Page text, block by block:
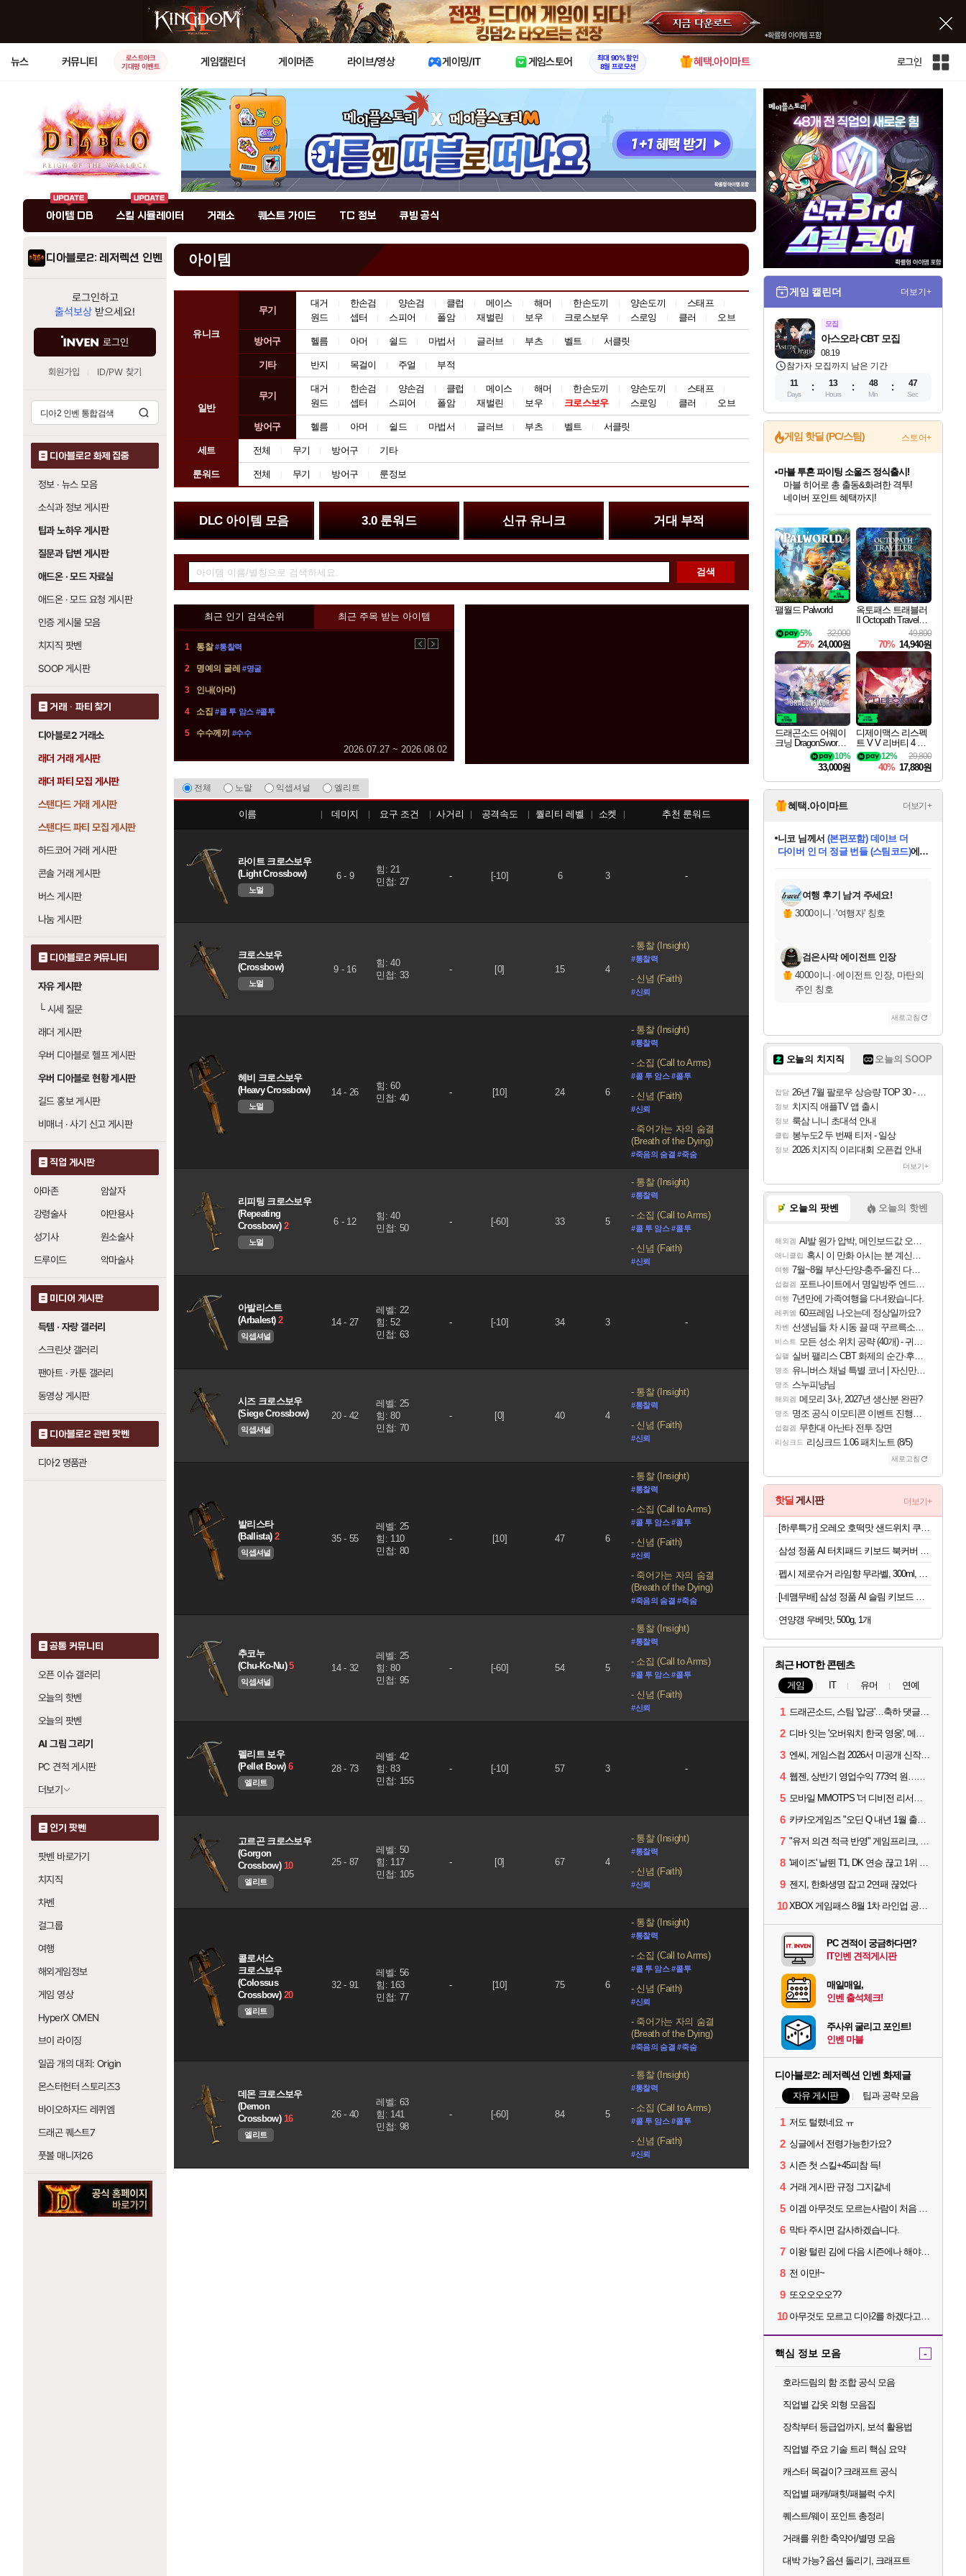
X
뉴스 커뮤니티
로스트아크
기대평 이벤트
게임캘린더 게이머존 라이브/영상 게이밍/IT 게임스토어
최대 90% 할인
8월 프로모션
혜택.아이마트 로그인
인
아이템 DB 스킬 시뮬레이터 거래소 퀘스트 가이드 TC 정보 큐빙 공식
디아블로2: 레저렉션 인벤
로그인하고
출석보상 받으세요!
로그인
회원가입 ID/PW 찾기
디아블로2 화제 집중
정보 · 뉴스 모음
소식과 정보 게시판
팁과 노하우 게시판
질문과 답변 게시판
애드온 · 모드 자료실
애드온 · 모드 요청 게시판
인증 게시물 모음
치지직 팟벤
SOOP 게시판
거래 · 파티 찾기
디아블로2 거래소
래더 거래 게시판
래더 파티 모집 게시판
스탠다드 거래 게시판
스탠다드 파티 모집 게시판
하드코어 거래 게시판
콘솔 거래 게시판
버스 게시판
나눔 게시판
디아블로2 커뮤니티
자유 게시판
└시세 질문
래더 게시판
우버 디아블로 헬프 게시판
우버 디아블로 현황 게시판
길드 홍보 게시판
비매너 · 사기 신고 게시판
직업 게시판
아마존
암살자
강령술사
야만용사
성기사
원소술사
드루이드
악마술사
미디어 게시판
득템 · 자랑 갤러리
스크린샷 갤러리
팬아트 · 카툰 갤러리
동영상 게시판
디아블로2 관련 팟벤
디아2 명품관
공통 커뮤니티
오픈 이슈 갤러리
오늘의 핫벤
오늘의 팟벤
AI 그림 그리기
PC 견적 게시판
더보기
인기 팟벤
팟벤 바로가기
치지직
차벤
걸그룹
여행
해외게임정보
게임 영상
HyperX OMEN
브이 라이징
일곱 개의 대죄: Origin
몬스터헌터 스토리즈3
바이오하자드 레퀴엠
드래곤 퀘스트7
풋볼 매니저26
아이템
유니크
무기
대거 한손검 양손검 클럽 메이스 해머 한손도끼 양손도끼
스태프
원드
셉터 스피어 폴암 재벌린 보우 크로스보우 스로잉 클러 오브
방어구 헬름 아머 쉴드 마법서 글러브 부츠 벨트 서클릿
기타 반지 목걸이 주얼 부적
일반
무기
대거 한손검 양손검 클럽 메이스 해머 한손도끼 양손도끼
스태프
원드
셉터 스피어 폴암 재벌린 보우 크로스보우 스로잉 클러 오브
방어구 헬름 아머 쉴드 마법서 글러브 부츠 벨트 서클릿
세트 전체 무기 방어구 기타
룬워드 전체 무기 방어구 룬정보
존
DLC 아이템 모음 3.0 룬워드 신규 유니크 거대 부적
템
검
검색
최근 인기 검색순위 최근 주목 받는 아이템
1 통찰#통찰력
2 명예의 굴레 #명굴
3 인내(아머)
4 소집#콜 투 암스 #콜투
5 수수께끼 #수수
이다
2026.07.27 ~ 2026.08.02
무
기
반)
전체 노말 익셉셔널 엘리트
이름 데미지 요구 조건 사거리 공격속도 퀄리티 레벨 소켓 추천 룬워드
라이트 크로스보우
(Light Crossbow)
노멀
6 - 9
힘: 21
민첩: 27
- [-10] 6 3 -
크로스보우
(Crossbow)
노멀
9 - 16
힘: 40
민첩: 33
- [0] 15 4
통찰 (Insight)
#통찰력
신념 (Faith)
#신뢰
헤비 크로스보우
(Heavy Crossbow)
노멀
14 - 26
힘: 60
민첩: 40
- [10] 24 6
통찰 (Insight)
#통찰력
소집 (Call to Arms)
#콜 투 암스 #콜투
신념 (Faith)
#신뢰
죽어가는 자의 숨결
(Breath of the Dying)
#죽음의 숨결 #죽숨
리피팅 크로스보우
(Repeating
Crossbow) 2
노멀
6 - 12
힘: 40
민첩: 50
- [-60] 33 5
통찰 (Insight)
#통찰력
소집 (Call to Arms)
#콜 투 암스 #콜투
신념 (Faith)
#신뢰
아발리스트
(Arbalest) 2
익셉셔널
14 - 27
레벨: 22
힘: 52
민첩: 63
- [-10] 34 3 -
시즈 크로스보우
(Siege Crossbow)
익셉셔널
20 - 42
레벨: 25
힘: 80
민첩: 70
- [0] 40 4
통찰 (Insight)
#통찰력
신념 (Faith)
#신뢰
발리스타
(Ballista) 2
익셉셔널
35 - 55
레벨: 25
힘: 110
민첩: 80
- [10] 47 6
통찰 (Insight)
#통찰력
소집 (Call to Arms)
#콜 투 암스 #콜투
신념 (Faith)
#신뢰
죽어가는 자의 숨결
(Breath of the Dying)
#죽음의 숨결 #죽숨
추코누
(Chu-Ko-Nu)5
익셉셔널
14 - 32
레벨: 25
힘: 80
민첩: 95
- [-60] 54 5
통찰 (Insight)
#통찰력
소집 (Call to Arms)
#콜 투 암스 #콜투
신념 (Faith)
#신뢰
펠리트 보우
(Pellet Bow) 6
엘리트
28 - 73
레벨: 42
힘: 83
민첩: 155
- [-10] 57 3 -
고르곤 크로스보우
(Gorgon
Crossbow) 10
엘리트
25 - 87
레벨: 50
힘: 117
민첩: 105
- [0] 67 4
통찰 (Insight)
#통찰력
신념 (Faith)
#신뢰
콜로서스
크로스보우
(Colossus
Crossbow) 20
엘리트
32 - 91
레벨: 56
힘: 163
민첩: 77
- [10] 75 6
통찰 (Insight)
#통찰력
소집 (Call to Arms)
#콜 투 암스 #콜투
신념 (Faith)
#신뢰
죽어가는 자의 숨결
(Breath of the Dying)
#죽음의 숨결 #죽숨
데몬 크로스보우
(Demon
Crossbow) 16
엘리트
26 - 40
레벨: 63
힘: 141
민첩: 98
- [-60] 84 5
통찰 (Insight)
#통찰력
소집 (Call to Arms)
#콜 투 암스 #콜투
신념 (Faith)
#신뢰
게임 캘린더 더보기+
모집
08.19
아스오라 CBT 모집
참가자 모집까지 남은 기간
11
Days
13
Hours
48
Min
46
Sec
게임 핫딜 (PC/스팀) 스토어+
최대 90% 할인가를 만나보세요!
네이버혜택과 함께 만나보세요!
50%할인&추가 적립까지!
마블 투혼 파이팅 소울즈 정식출시!
마블 히어로 총 출동&화려한 격투!
네이버 포인트 혜택까지!
이니&베니 혜택까지!
네이버 혜택가와 함께 예약하세요!
할인&네이버혜택으로 만나보세요!
네이버페이 혜택과 만나보세요!
40주년 프로모션으로 만나보세요!
할인가에 만나보세요!
일부 에디션 상시 할인!
혜택으로 예약 판매 중
편안하게 충전하세요
팰월드 Palworld
32,000
5%
25% 24,000원
옥토패스 트래블러
II Octopath Traveler I
49,800
70% 14,940원
드래곤소드 어웨이
크닝 DragonSword A
10%
33,000원
디제이맥스 리스펙
트 V V 리버티 4 팩
DJMAX RESPECT
V V Liberty 4 Pack D
29,800
12%
40% 17,880원
혜택.아이마트 더보기+
교환.
당첨되셨습니다.
니코님께서 (본편포함) 데이브 더
다이버 인 더 정글 번들 (스팀코드)에
당첨되셨습니다.
당첨되셨습니다.
당첨되셨습니다.
당첨되셨습니다.
당첨되셨습니다.
에디션 (스팀코드) 를 교환.
당첨되셨습니다.
여행 후기 남겨 주세요!
3000이니 ·'여행자' 칭호
검은사막 에이전트 인장
4000이니 ·에이전트 인장, 마탄의
주인 칭호
새로고침
오늘의 치지직 오늘의 SOOP
잡담 26년 7월 팔로우 상승량 TOP 30 - 월간 치지직
정보 치지직 애플TV 앱 출시
정보 룩삼 니니 초대석 안내
클립 봉누도2 두 번째 티저 - 일상
정보 2026 치지직 이리대회 오픈컵 안내
더보기+
오늘의 팟벤 오늘의 핫벤
해외겜 AI발 원가 압박, 메인보드값 오르나
애니클립 혹시 이 만화 아시는 분 계신가요
여행 7월~8월 부산-단양-충주-울진 다녀왔어요~
섭컬겜 포트나이트에서 명일방주 엔드필드 [펠리카] 판매 예정
여행 7년만에 가족여행을 다녀왔습니다.
레퀴엠 60프레임 나오는데 정상일까요?
차벤 선생님들 차 시동 끌 때 꾸르륵소리나는데
비스트 모든 성소 위치 공략 (40개) - 귀환한 영혼 도전과제
실팰 실버 팰리스 CBT 화제의 순간·후기 모음
명조 유니버스 채널 특별 코너 | 자신만의 스타일
명조 스누피냥님
해외겜 메모리 3사, 2027년 생산분 완판?
명조 명조 공식 이모티콘 이벤트 진행해봤습니다! 참여부터 추첨까지????
섭컬겜 무한대 아난타 전투 장면
리싱크드 리싱크드 1.06 패치노트 (8/5)
새로고침
핫딜 게시판 더보기+
연양갱 우베맛, 500g, 1개
최근 HOT한 콘텐츠
게임 IT 유머 연예
1 드래곤소드, 스팀 '압긍'…축하 댓글 달고 게임 코드 받자!
2 디바 잇는 '오버워치 한국 영웅', 메카 파일럿 디몬 나온다
3 엔씨, 게임스컴 2026서 미공개 신작 최초 공개
4 웹젠, 상반기 영업수익 773억 원…순이익 89% 증가
5 모바일 MMOTPS '더 디비전 리서전스', 6일 스팀에도 출시
6 카카오게임즈 "오딘 Q 내년 1월 출시, 연기는 없다"
7 "유저 의견 적극 반영" 게임프리크, 비스트 오브 리인카네이션 개선 나선다
8 '페이즈' 날뛴 T1, DK 연승 끊고 1위 지켜
9 젠지, 한화생명 잡고 2연패 끊었다
10 XBOX 게임패스 8월 1차 라인업 공개... '비스트 오브 리인카네이션' 즉시 합류
PC 견적이 궁금하다면?
IT인벤 견적게시판
매일매일,
인벤 출석체크!
주사위 굴리고 포인트!
인벤 마블
디아블로2: 레저렉션 인벤 화제글
자유 게시판 팁과 공략 모음
1 저도 털렸네요 ㅠ
2 싱글에서 전령가능한가요?
3 시즌 첫 스킬+45피참 득!
4 거래 게시판 규정 그지같네
5 이겜 아무것도 모르는사람이 처음 시작하기 괜찮나요?
6 막타 주시면 감사하겠습니다.
7 이왕 털린 김에 다음 시즌에나 해야겠네요
8 전 이만!~
9 또오오오오??
10 아무것도 모르고 디아2를 하겠다고요???
핵심 정보 모음 -
호라드림의 함 조합 공식 모음
직업별 갑옷 외형 모음집
장착부터 등급업까지, 보석 활용법
직업별 주요 기술 트리 핵심 요약
캐스터 목걸이? 크래프트 공식
직업별 패캐/패힛/패블럭 수치
퀘스트/웨이 포인트 총정리
거래를 위한 축약어/별명 모음
대박 가능? 옵션 돌리기, 크래프트